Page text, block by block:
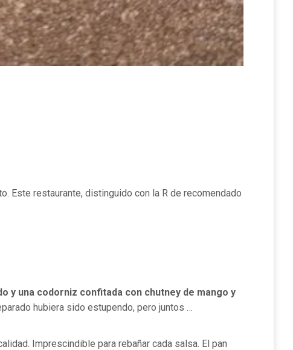
Este restaurante, distinguido con la R de recomendado
y una codorniz confitada con chutney de mango y
hubiera sido estupendo, pero juntos …
Imprescindible para rebañar cada salsa. El pan